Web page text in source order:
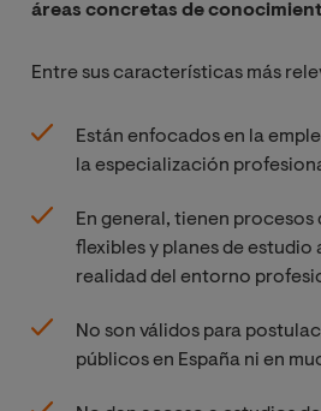
áreas concretas de
Entre sus características más
Están enfocados en la
la especialización
En general, tienen procesos
flexibles y planes de estudio
realidad del entorno
No son válidos para
públicos en España ni en